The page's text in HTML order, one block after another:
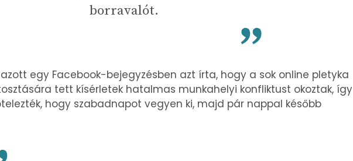
borravalót.
egy Facebook-bejegyzésben azt írta, hogy a sok online pletyka
tett kísérletek hatalmas munkahelyi konfliktust okoztak, így
hogy szabadnapot vegyen ki, majd pár nappal később